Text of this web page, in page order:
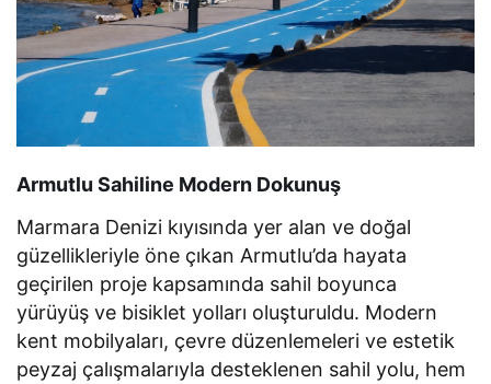
Armutlu Sahiline Modern Dokunuş
Marmara Denizi kıyısında yer alan ve doğal
güzellikleriyle öne çıkan Armutlu’da hayata
geçirilen proje kapsamında sahil boyunca
yürüyüş ve bisiklet yolları oluşturuldu. Modern
kent mobilyaları, çevre düzenlemeleri ve estetik
peyzaj çalışmalarıyla desteklenen sahil yolu, hem